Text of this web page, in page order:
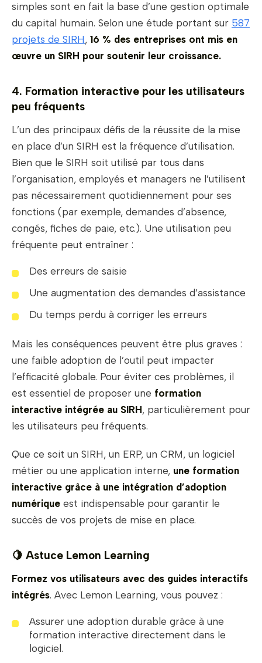
simples sont en fait la base d’une gestion optimale
du capital humain. Selon une étude portant sur 587
projets de SIRH , 16 % des entreprises ont mis en
œuvre un SIRH pour soutenir leur croissance.
4. Formation interactive pour les utilisateurs
peu fréquents
L’un des principaux défis de la réussite de la mise
en place d’un SIRH est la fréquence d’utilisation.
Bien que le SIRH soit utilisé par tous dans
l’organisation, employés et managers ne l’utilisent
pas nécessairement quotidiennement pour ses
fonctions (par exemple, demandes d’absence,
congés, fiches de paie, etc.). Une utilisation peu
fréquente peut entraîner :
Des erreurs de saisie
Une augmentation des demandes d’assistance
Du temps perdu à corriger les erreurs
Mais les conséquences peuvent être plus graves :
une faible adoption de l’outil peut impacter
l’efficacité globale. Pour éviter ces problèmes, il
est essentiel de proposer une formation
interactive intégrée au SIRH, particulièrement pour
les utilisateurs peu fréquents.
Que ce soit un SIRH, un ERP, un CRM, un logiciel
métier ou une application interne, une formation
interactive grâce à une intégration d’adoption
numérique est indispensable pour garantir le
succès de vos projets de mise en place.
🍋 Astuce Lemon Learning
Formez vos utilisateurs avec des guides interactifs
intégrés. Avec Lemon Learning, vous pouvez :
Assurer une adoption durable grâce à une
formation interactive directement dans le
logiciel.